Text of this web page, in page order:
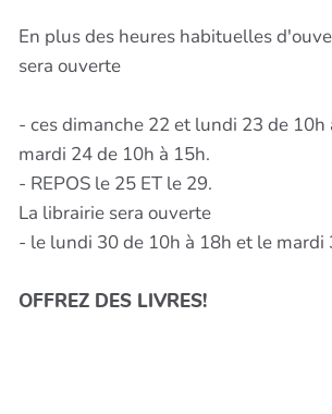
En plus des heures habituelles
sera ouverte
- ces dimanche 22 et lundi 23 de 10h
mardi 24 de 10h à 15h.
- REPOS le 25 ET le 29.
La librairie sera ouverte
- le lundi 30 de 10h à 18h et le mardi
OFFREZ DES LIVRES!